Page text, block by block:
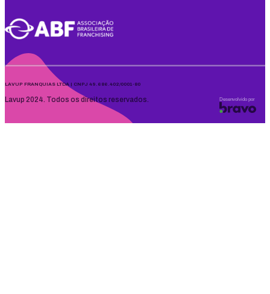
LAVUP FRANQUIAS LTDA | CNPJ 49.686.402/0001-80
Lavup 2024. Todos os direitos reservados. Desenvolvido por